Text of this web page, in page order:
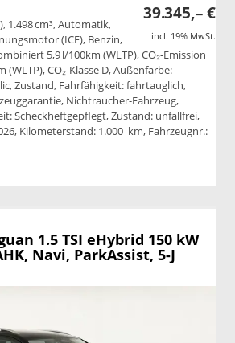
39.345,– €
incl. 19% MwSt.
1.498 cm³, Automatik,
(ICE), Benzin,
5,9 l/100km (WLTP), CO₂-Emission
CO₂-Klasse D, Außenfarbe:
Zustand, Fahrfähigkeit: fahrtauglich,
Nichtraucher-Fahrzeug,
Scheckheftgepflegt, Zustand: unfallfrei,
Kilometerstand: 1.000 km, Fahrzeugnr.:
drucken
1.5 TSI eHybrid 150 kW
Navi, ParkAssist, 5-J